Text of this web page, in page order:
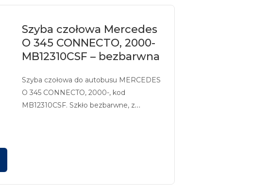
Szyba czołowa Mercedes
O 345 CONNECTO, 2000-
MB12310CSF – bezbarwna
Szyba czołowa do autobusu MERCEDES
O 345 CONNECTO, 2000-, kod
MB12310CSF. Szkło bezbarwne, z